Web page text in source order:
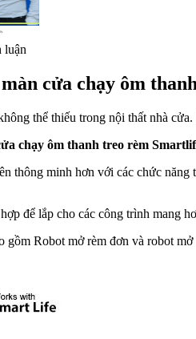
luận
cửa chạy ôm
thể thiếu trong nội thất nhà
chạy ôm thanh treo rèm
thông minh hơn với các chức
để lắp cho các công trình mang
gồm Robot mở rèm đơn và robot mở